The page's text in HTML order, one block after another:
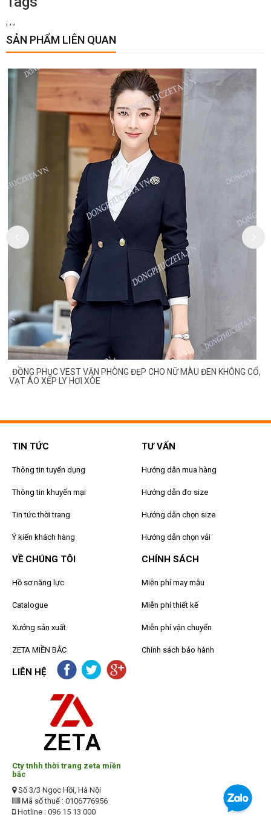
, , ,
SẢN PHẨM LIÊN QUAN
ĐỒNG PHỤC VEST VĂN PHÒNG ĐẸP CHO NỮ MÀU ĐEN KHÔNG CỔ,
VẠT ÁO XẾP LY HƠI XÒE
TIN TỨC
Thông tin tuyển dụng
Thông tin khuyến mại
Tin tức thời trang
Ý kiến khách hàng
TƯ VẤN
Hướng dẫn mua hàng
Hướng dẫn đo size
Hướng dẫn chọn size
Hướng dẫn chọn vải
VỀ CHÚNG TÔI
Hồ sơ năng lực
Catalogue
Xưởng sản xuất
ZETA MIỀN BẮC
CHÍNH SÁCH
Miễn phí may mẫu
Miễn phí thiết kế
Miễn phí vận chuyển
Chính sách bảo hành
LIÊN HỆ
Cty tnhh thời trang zeta miền
bắc
Số 3/3 Ngọc Hồi, Hà Nội
Mã số thuế : 0106776956
Hotline : 096 15 13 000